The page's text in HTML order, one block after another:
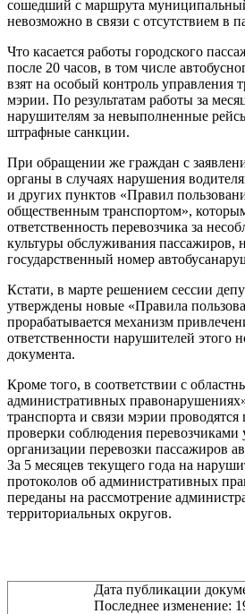
сошедший с маршрута
невозможно в связи с отсутствием в
Что касается работы городского
после 20 часов, в том числе
взят на особый контроль управления
мэрии. По результатам работы за
нарушителям за невыполненные
штрафные санкции.
При обращении же граждан с
органы в случаях нарушения
и других пунктов «Правил
общественным транспортом»,
ответственность перевозчика за
культуры обслуживания пассажиров,
государственный номер
Кстати, в марте решением сессии
утверждены новые «Правила
прорабатывается механизм
ответственности нарушителей этого
документа.
Кроме того, в соответствии с
административных
транспорта и связи мэрии
проверки соблюдения перевозчиками
организации перевозки пассажиров
За 5 месяцев текущего года на
протоколов об административных
переданы на рассмотрение
территориальных округов.
Дата публикации
Последнее изменение: